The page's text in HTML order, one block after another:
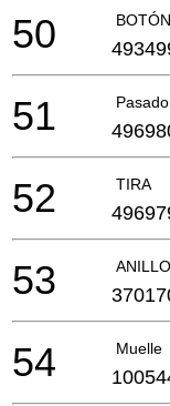
BOTÓN
50
51
TIRA
52
53
Muelle
54